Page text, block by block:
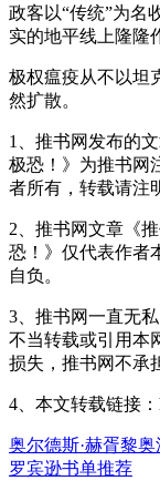
政客以“传统”为名
实的地平线上隆隆
极权瘟疫从不以坦
然扩散。
1、推书网发布的
极恐！》为推书网
者所有，转载请注
2、推书网文章《
恐！》仅代表作者
自负。
3、推书网一直无
不当转载或引用本
损失，推书网不承
4、本文转载链接：
奥尔德斯·赫胥黎奥
罗宾逊书单推荐